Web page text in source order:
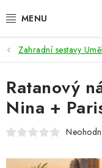
na
ZAHRADNÍ SESTAVY
ŽIDLE
STOLY
Zahradní sestavy
Ratanový
Nina +